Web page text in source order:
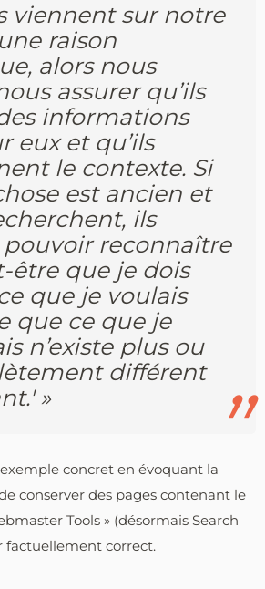
viennent sur notre
raison
alors nous
assurer qu’ils
informations
eux et qu’ils
le contexte. Si
est ancien et
ils
reconnaître
être que je dois
que je voulais
que ce que je
n’existe plus ou
différent
»
concret en évoquant la
conserver des pages contenant le
Tools » (désormais Search
factuellement correct.